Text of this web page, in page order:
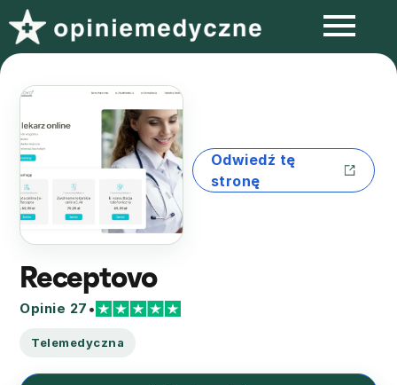
Odwiedź tę
stronę
Receptovo
Opinie 27 •
Telemedyczna